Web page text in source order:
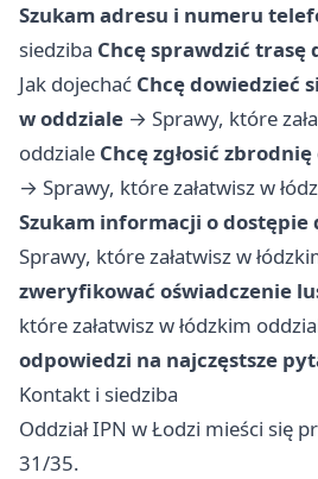
Szukam adresu i numeru
siedziba Chcę sprawdzić trasę
Jak dojechać Chcę dowiedzieć
w oddziale → Sprawy, które
oddziale Chcę zgłosić
→ Sprawy, które załatwisz w
Szukam informacji o dostępie
Sprawy, które załatwisz w
zweryfikować oświadczenie
które załatwisz w łódzkim
odpowiedzi na najczęstsze
Kontakt i siedziba
Oddział IPN w Łodzi mieści się
31/35.